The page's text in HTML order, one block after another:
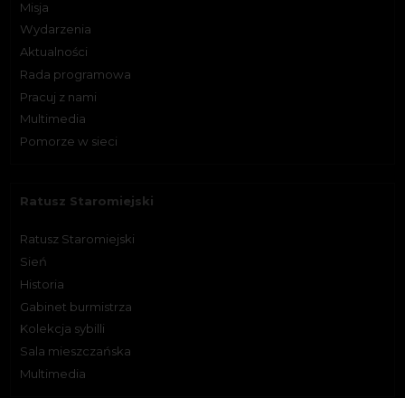
Misja
Wydarzenia
Aktualności
Rada programowa
Pracuj z nami
Multimedia
Pomorze w sieci
Ratusz Staromiejski
Ratusz Staromiejski
Sień
Historia
Gabinet burmistrza
Kolekcja sybilli
Sala mieszczańska
Multimedia